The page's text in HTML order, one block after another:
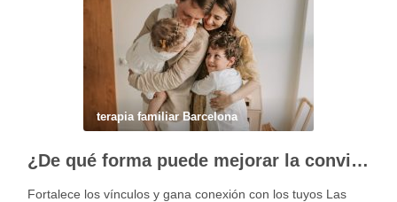
terapia familiar Barcelona
¿De qué forma puede mejorar la convivencia la terapia familiar?
Fortalece los vínculos y gana conexión con los tuyos Las